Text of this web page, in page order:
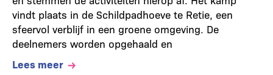
vindt plaats in de Schildpadhoeve te Retie, een
sfeervol verblijf in een groene omgeving. De
deelnemers worden opgehaald en
Lees meer